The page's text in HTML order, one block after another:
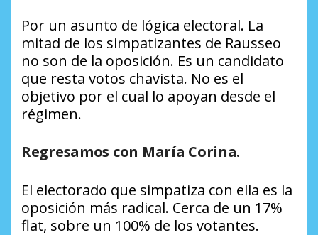
Por un asunto de lógica electoral. La
mitad de los simpatizantes de Rausseo
no son de la oposición. Es un candidato
que resta votos chavista. No es el
objetivo por el cual lo apoyan desde el
régimen.
Regresamos con María Corina.
El electorado que simpatiza con ella es la
oposición más radical. Cerca de un 17%
flat, sobre un 100% de los votantes.